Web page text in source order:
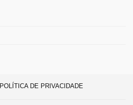
POLÍTICA DE PRIVACIDADE